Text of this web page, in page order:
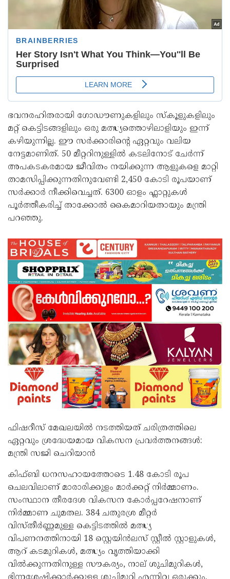
ഭവനരഹിതരായി ഗോഡൗണുകളിലും സ്കൂളുകളിലും
മറ്റ് കെട്ടിടങ്ങളിലും ഒരു മത്സ്യത്തൊഴിലാളിയും ഇന്ന്
കഴിയുന്നില്ല. ഈ സർക്കാരിന്റെ ഏറ്റവും വലിയ
നേട്ടമാണിത്. 50 മീറ്ററിനുള്ളിൽ കടലിനോട് ചേർന്ന്
അപകടകരമായ ജീവിതം നയിക്കുന്ന ആളുകളെ മാറ്റി
താമസിപ്പിക്കുന്നതിനുവേണ്ടി 2,450 കോടി രൂപയാണ്
സർക്കാർ നീക്കിവെച്ചത്. 6300 ഓളം ഫ്ലാറ്റുകൾ
പൂർത്തീകരിച്ച് താക്കോൽ കൈമാറിയതായും മന്ത്രി
പറഞ്ഞു.
ഫിഷറീസ് മേഖലയിൽ നടത്തിയത് ചരിത്രത്തിലെ
ഏറ്റവും ശ്രദ്ധേയമായ വികസന പ്രവർത്തനങ്ങൾ:
മന്ത്രി സജി ചെറിയാൻ
കിഫ്ബി ധനസഹായത്തോടെ 1.48 കോടി രൂപ
ചെലവിലാണ് മാരാരിക്കുളം മാർക്കറ്റ് നിർമ്മാണം.
സംസ്ഥാന തീരദേശ വികസന കോർപ്പറേഷനാണ്
നിർമ്മാണ ചുമതല. 384 ചതുരശ്ര മീറ്റർ
വിസ്തീർണ്ണമുള്ള കെട്ടിടത്തിൽ മത്സ്യ
വിപണനത്തിനായി 18 സ്റ്റെയിൻലസ് സ്റ്റീൽ സ്റ്റാളുകൾ,
ആറ് കടമുറികൾ, മത്സ്യം വൃത്തിയാക്കി
വിൽക്കുന്നതിനുള്ള സൗകര്യം, നാല് ശുചിമുറികൾ,